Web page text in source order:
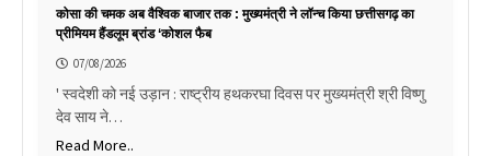
कोसा की चमक अब वैश्विक बाजार तक : मुख्यमंत्री ने लॉन्च किया छत्तीसगढ़ का
प्रीमियम हैंडलूम ब्रांड ‘कोशल फैब
07/08/2026
' स्वदेशी को नई उड़ान : राष्ट्रीय हथकरघा दिवस पर मुख्यमंत्री श्री विष्णु
देव साय ने…
Read More..